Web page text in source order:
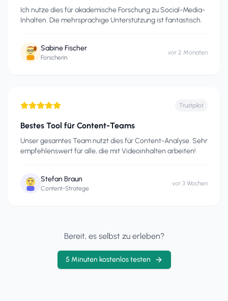
Ich nutze dies für akademische Forschung zu Social-Media-
Inhalten. Die mehrsprachige Unterstützung ist fantastisch.
Sabine Fischer
Forscherin
vor 2 Monaten
Trustpilot
Bestes Tool für Content-Teams
Unser gesamtes Team nutzt dies für Content-Analyse. Sehr
empfehlenswert für alle, die mit Videoinhalten arbeiten!
Stefan Braun
Content-Stratege
vor 3 Wochen
Bereit, es selbst zu erleben?
5 Minuten kostenlos testen